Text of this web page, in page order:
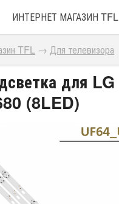
ИНТЕРНЕТ МАГАЗИН TFL
TFL → Для телевизора
для LG
(8LED)